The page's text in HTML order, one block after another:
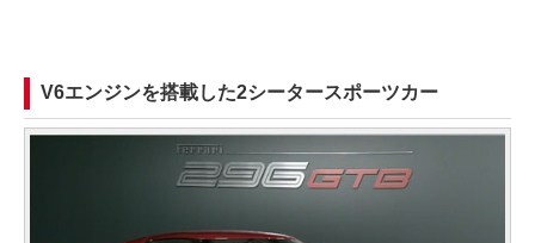
V6エンジンを搭載した2シータースポーツカー